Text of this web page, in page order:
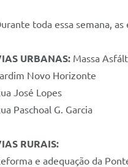
toda essa semana,
URBANAS: Massa
Novo Horizonte
José Lopes
Paschoal G. Garcia
RURAIS:
e adequação da